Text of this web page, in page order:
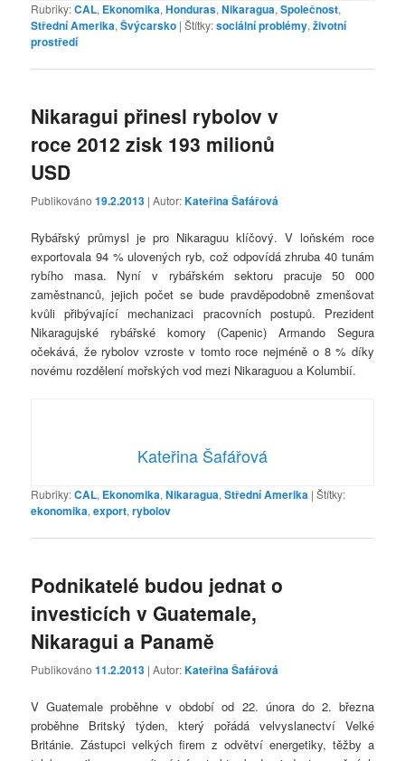
Rubriky:CAL, Ekonomika,Honduras,Nikaragua,Společnost,
Střední Amerika,Švýcarsko |Štítky:sociální problémy,životní
prostředí
Nikaragui přinesl rybolov v
roce 2012 zisk 193 milionů
USD
Publikováno19.2.2013 | Autor:Kateřina Šafářová
Rybářský průmysl je pro Nikaraguu klíčový. V loňském roce
exportovala 94 % ulovených ryb, což odpovídá zhruba 40 tunám
rybího masa. Nyní v rybářském sektoru pracuje 50 000
zaměstnanců, jejich počet se bude pravděpodobně zmenšovat
kvůli přibývající mechanizaci pracovních postupů. Prezident
Nikaragujské rybářské komory (Capenic) Armando Segura
očekává, že rybolov vzroste v tomto roce nejméně o 8 % díky
novému rozdělení mořských vod mezi Nikaraguou a Kolumbií.
Kateřina Šafářová
Rubriky:CAL, Ekonomika,Nikaragua,Střední Amerika |Štítky:
ekonomika,export,rybolov
Podnikatelé budou jednat o
investicích v Guatemale,
Nikaragui a Panamě
Publikováno11.2.2013 | Autor:Kateřina Šafářová
V Guatemale proběhne v období od 22. února do 2. března
proběhne Britský týden, který pořádá velvyslanectví Velké
Británie. Zástupci velkých firem z odvětví energetiky, těžby a